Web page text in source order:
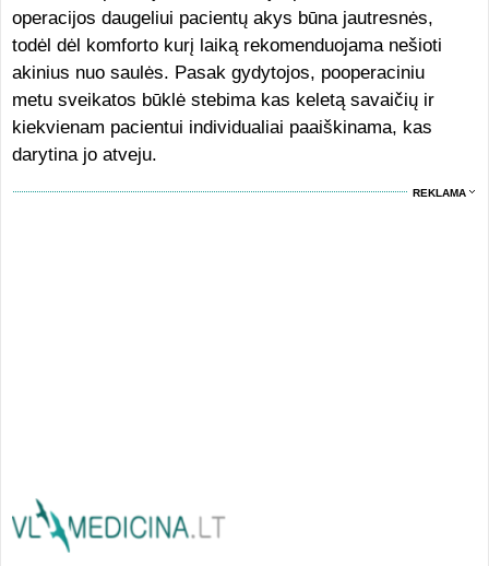
operacijos daugeliui pacientų akys būna jautresnės,
todėl dėl komforto kurį laiką rekomenduojama nešioti
akinius nuo saulės. Pasak gydytojos, pooperaciniu
metu sveikatos būklė stebima kas keletą savaičių ir
kiekvienam pacientui individualiai paaiškinama, kas
darytina jo atveju.
REKLAMA